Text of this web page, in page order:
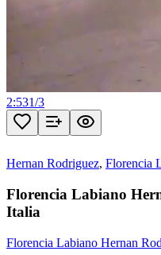
2:531/3
Hernan Rodriguez, Florencia
Florencia Labiano
Italia
Florencia Labiano Hernan